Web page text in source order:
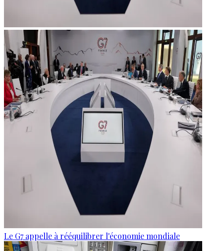
Le G7 appelle à rééquilibrer l'économie mondiale